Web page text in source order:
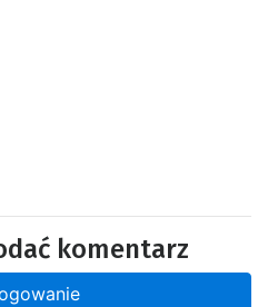
komentarz